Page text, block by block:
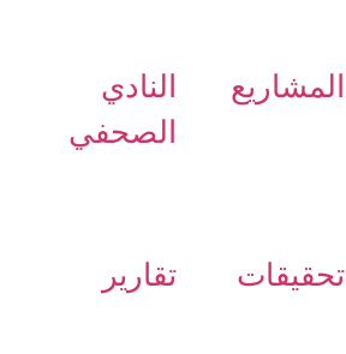
المشاريع
النادي
الصحفي
تحقيقات تقارير